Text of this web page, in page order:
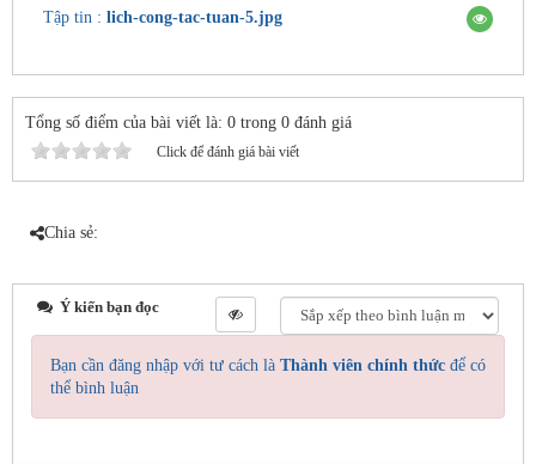
Tập tin : lich-cong-tac-tuan-5.jpg
Tổng số điểm của bài viết là: 0 trong 0 đánh giá
Click để đánh giá bài viết
Chia sẻ:
Ý kiến bạn đọc
Bạn cần đăng nhập với tư cách là Thành viên chính thức để có
thể bình luận